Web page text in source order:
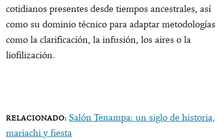
cotidianos presentes desde tiempos ancestrales, así
como su dominio técnico para adaptar metodologías
como la clarificación, la infusión, los aires o la
liofilización.
Salón Tenampa: un siglo de historia,
mariachi y fiesta